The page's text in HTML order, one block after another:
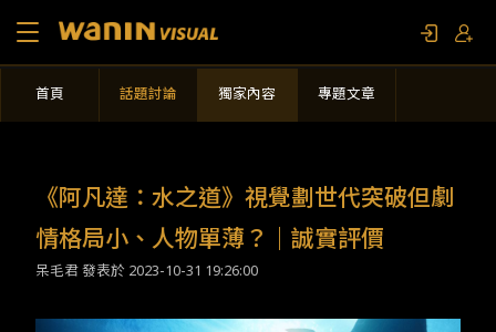
關於我們
影視專題
首頁 話題討論 獨家內容 專題文章
《阿凡達：水之道》視覺劃世代突破但劇
情格局小、人物單薄？｜誠實評價
呆毛君 發表於 2023-10-31 19:26:00